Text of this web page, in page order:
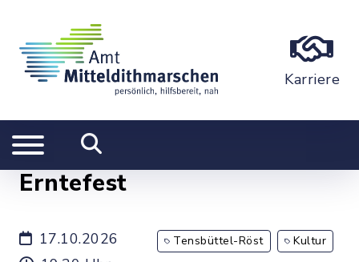
Karriere
Erntefest
17.10.2026
Tensbüttel-Röst Kultur